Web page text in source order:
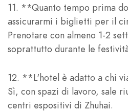
11. **Quanto tempo prima
assicurarmi i biglietti per il
Prenotare con almeno 1-2
soprattutto durante le
12. **L'hotel è adatto a chi
Sì, con spazi di lavoro, sale
centri espositivi di Zhuhai.